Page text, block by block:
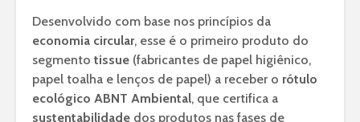
Desenvolvido com base nos princípios da
economia circular, esse é o primeiro produto do
segmento tissue (fabricantes de papel higiênico,
papel toalha e lenços de papel) a receber o rótulo
ecológico ABNT Ambiental, que certifica a
sustentabilidade dos produtos nas fases de